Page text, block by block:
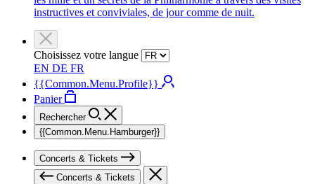
instructives et conviviales, de jour comme de nuit.
Choisissez votre langue
EN DE FR
{{Common.Menu.Profile}}
Panier
Rechercher
{{Common.Menu.Hamburger}}
Concerts & Tickets
Concerts & Tickets